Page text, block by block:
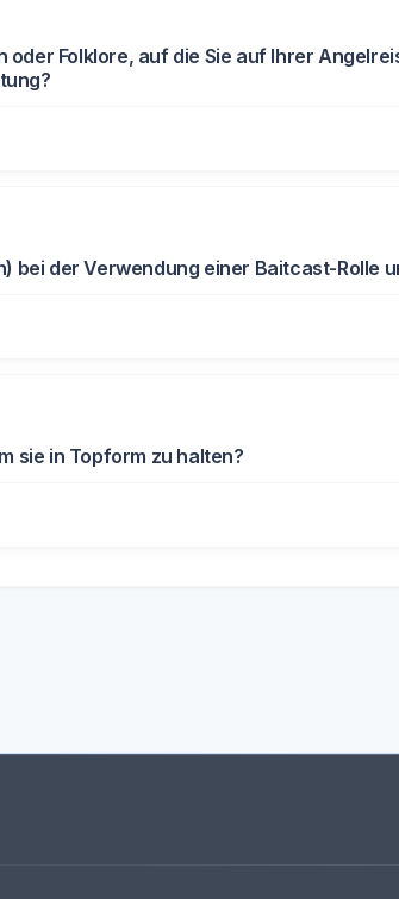
Folklore, auf die Sie auf Ihrer
bei der Verwendung einer Baitcast-Rolle
sie in Topform zu halten?